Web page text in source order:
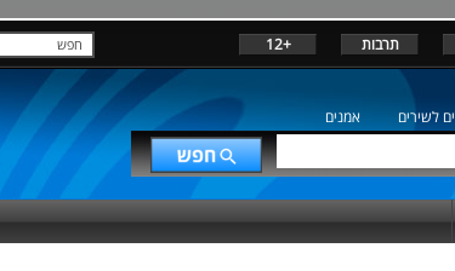
תרבות +12
לשירים אמנים